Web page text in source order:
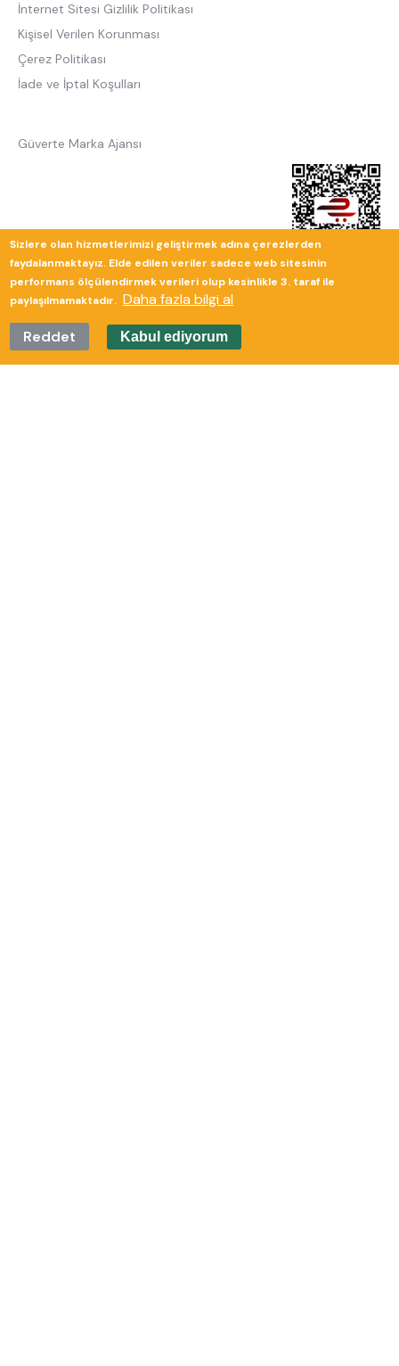
İnternet Sitesi Gizlilik Politikası
Kişisel Verilen Korunması
Çerez Politikası
İade ve İptal Koşulları
Güverte Marka Ajansı
Sizlere olan hizmetlerimizi geliştirmek adına çerezlerden
faydalanmaktayız. Elde edilen veriler sadece web sitesinin
performans ölçülendirmek verileri olup kesinlikle 3. taraf ile
paylaşılmamaktadır. Daha fazla bilgi al
Reddet
Kabul ediyorum